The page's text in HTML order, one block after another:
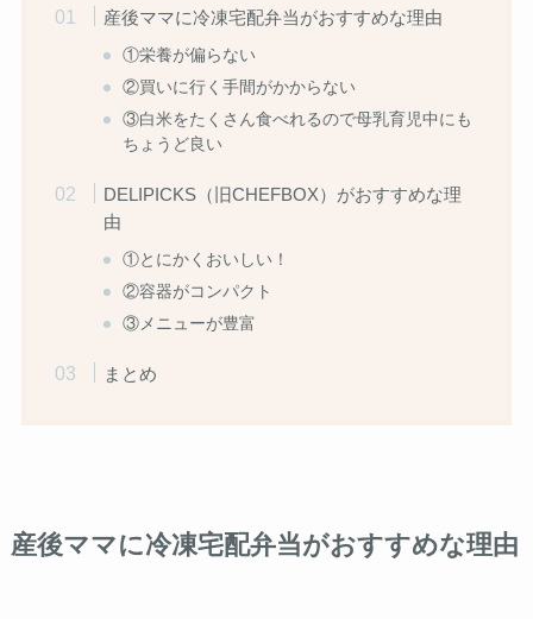
産後ママに冷凍宅配弁当がおすすめな理由
①栄養が偏らない
②買いに行く手間がかからない
③白米をたくさん食べれるので母乳育児中にも
ちょうど良い
DELIPICKS（旧CHEFBOX）がおすすめな理
由
①とにかくおいしい！
②容器がコンパクト
③メニューが豊富
まとめ
産後ママに冷凍宅配弁当がおすすめな理由